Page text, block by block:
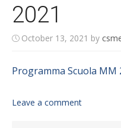
2021
October 13, 2021 by
Programma Scuola MM
Leave a comment